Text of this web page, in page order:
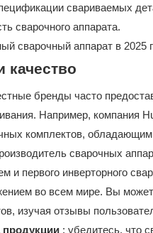
свариваемых
сварочного аппарата.
качество
бренды часто
Например, компания
комплектов,
сварочных
и первого инверторного
во всем мире. Вы
изучая отзывы
продукции: убедитесь, что